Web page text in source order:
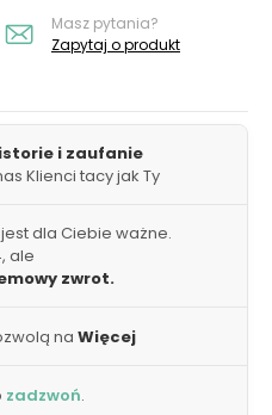
Masz pytania?
Zapytaj o produkt
i zaufanie
Klienci tacy jak Ty
dla Ciebie ważne.
ale
zwrot.
na Więcej
zadzwoń.